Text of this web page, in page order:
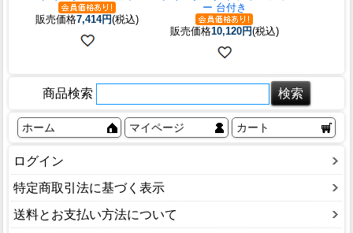
販売価格7,414円(税込)
ー 台付き
販売価格10,120円(税込)
商品検索
ホーム マイページ カート
ログイン
特定商取引法に基づく表示
送料とお支払い方法について